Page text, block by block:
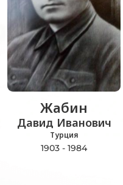
Жабин
Давид Иванович
Турция
1903 - 1984